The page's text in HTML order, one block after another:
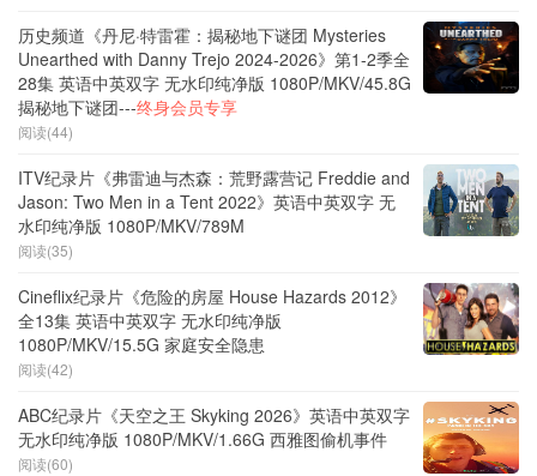
历史频道《丹尼·特雷霍：揭秘地下谜团 Mysteries
Unearthed with Danny Trejo 2024-2026》第1-2季全
28集 英语中英双字 无水印纯净版 1080P/MKV/45.8G
揭秘地下谜团---终身会员专享
阅读(44)
ITV纪录片《弗雷迪与杰森：荒野露营记 Freddie and
Jason: Two Men in a Tent 2022》英语中英双字 无
水印纯净版 1080P/MKV/789M
阅读(35)
Cineflix纪录片《危险的房屋 House Hazards 2012》
全13集 英语中英双字 无水印纯净版
1080P/MKV/15.5G 家庭安全隐患
阅读(42)
ABC纪录片《天空之王 Skyking 2026》英语中英双字
无水印纯净版 1080P/MKV/1.66G 西雅图偷机事件
阅读(60)